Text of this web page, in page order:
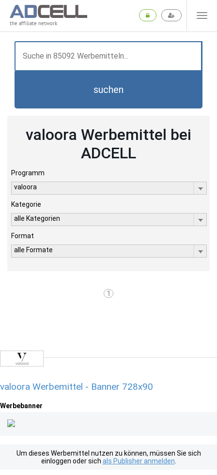
the affiliate network
suchen
valoora Werbemittel bei
ADCELL
Programm
valoora
Kategorie
alle Kategorien
Format
alle Formate
1
valoora Werbemittel - Banner 728x90
Werbebanner
Um dieses Werbemittel nutzen zu können, müssen Sie sich
einloggen oder sich als Publisher anmelden